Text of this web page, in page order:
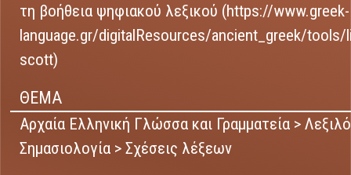
τη βοήθεια ψηφιακού λεξικού (https://www.greek-
language.gr/digitalResources/ancient_greek/tools/
scott)
ΘΕΜΑ
Αρχαία Ελληνική Γλώσσα και Γραμματεία >
Σημασιολογία > Σχέσεις λέξεων